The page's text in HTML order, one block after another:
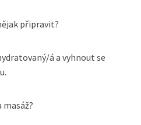
připravit?
á a vyhnout se
masáž?